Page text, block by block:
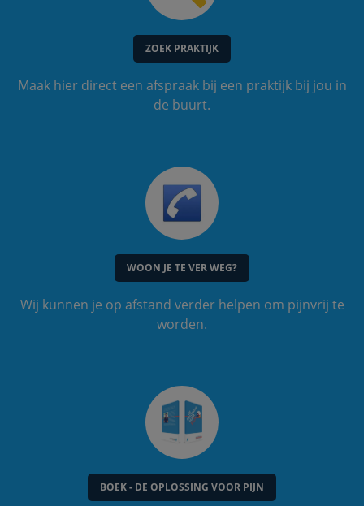
ZOEK PRAKTIJK
Maak hier direct een afspraak bij een praktijk bij jou in
de buurt.
WOON JE TE VER WEG?
Wij kunnen je op afstand verder helpen om pijnvrij te
worden.
BOEK - DE OPLOSSING VOOR PIJN